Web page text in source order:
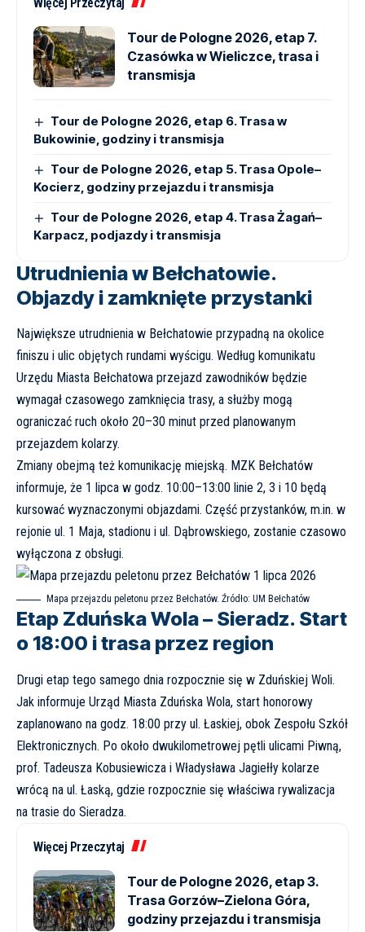
Tour de Pologne 2026, etap 7.
Czasówka w Wieliczce, trasa i
transmisja
Tour de Pologne 2026, etap 6. Trasa w
Bukowinie, godziny i transmisja
Tour de Pologne 2026, etap 5. Trasa Opole–
Kocierz, godziny przejazdu i transmisja
Tour de Pologne 2026, etap 4. Trasa Żagań–
Karpacz, podjazdy i transmisja
Utrudnienia w Bełchatowie.
Objazdy i zamknięte przystanki
Największe utrudnienia w Bełchatowie przypadną na okolice
finiszu i ulic objętych rundami wyścigu. Według komunikatu
Urzędu Miasta Bełchatowa przejazd zawodników będzie
wymagał czasowego zamknięcia trasy, a służby mogą
ograniczać ruch około 20–30 minut przed planowanym
przejazdem kolarzy.
Zmiany obejmą też komunikację miejską. MZK Bełchatów
informuje, że 1 lipca w godz. 10:00–13:00 linie 2, 3 i 10 będą
kursować wyznaczonymi objazdami. Część przystanków, m.in. w
rejonie ul. 1 Maja, stadionu i ul. Dąbrowskiego, zostanie czasowo
wyłączona z obsługi.
Mapa przejazdu peletonu przez Bełchatów. Źródło: UM Bełchatów
Etap Zduńska Wola – Sieradz. Start
o 18:00 i trasa przez region
Drugi etap tego samego dnia rozpocznie się w Zduńskiej Woli.
Jak informuje Urząd Miasta Zduńska Wola, start honorowy
zaplanowano na godz. 18:00 przy ul. Łaskiej, obok Zespołu Szkół
Elektronicznych. Po około dwukilometrowej pętli ulicami Piwną,
prof. Tadeusza Kobusiewicza i Władysława Jagiełły kolarze
wrócą na ul. Łaską, gdzie rozpocznie się właściwa rywalizacja
na trasie do Sieradza.
Więcej Przeczytaj
Tour de Pologne 2026, etap 3.
Trasa Gorzów–Zielona Góra,
godziny przejazdu i transmisja